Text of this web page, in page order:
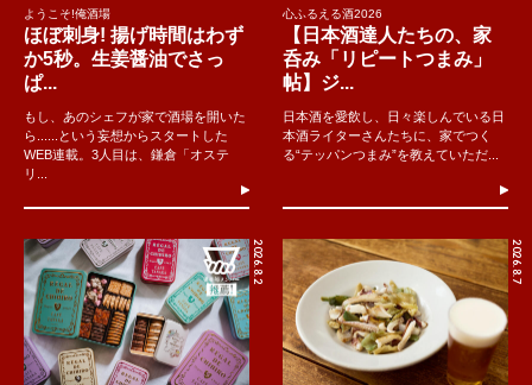
ようこそ!俺酒場
ほぼ刺身! 揚げ時間はわず
か5秒。生姜醤油でさっ
ぱ...
もし、あのシェフが家で酒場を開いた
ら......という妄想からスタートした
WEB連載。3人目は、鎌倉「オステ
リ...
心ふるえる酒2026
【日本酒達人たちの、家
呑み「リピートつまみ」
帖】ジ...
日本酒を愛飲し、日々楽しんでいる日
本酒ライターさんたちに、家でつく
る“テッパンつまみ”を教えていただ...
2026.8.2 2026.8.7